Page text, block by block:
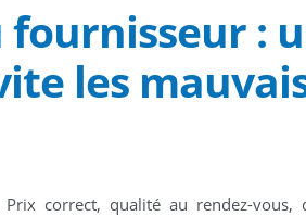
:
les
correct, qualité au rendez-vous,